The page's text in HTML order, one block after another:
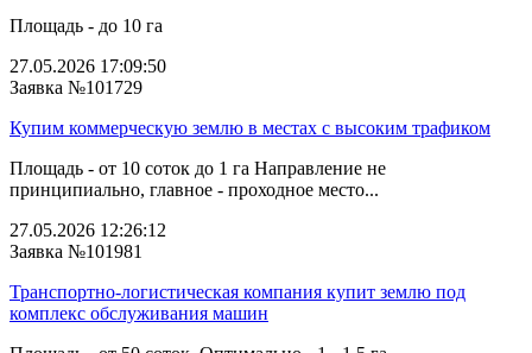
Площадь - до 10 га
27.05.2026 17:09:50
Заявка №101729
Купим коммерческую землю в местах с высоким трафиком
Площадь - от 10 соток до 1 га Направление не
принципиально, главное - проходное место...
27.05.2026 12:26:12
Заявка №101981
Транспортно-логистическая компания купит землю под
комплекс обслуживания машин